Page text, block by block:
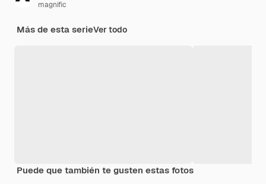
magnific
Más de esta serieVer todo
Puede que también te gusten estas fotos